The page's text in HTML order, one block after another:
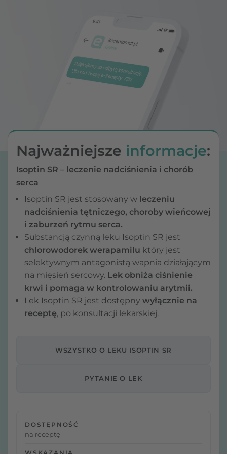
Najważniejsze informacje:
Isoptin SR – leczenie nadciśnienia i chorób
serca
Isoptin SR jest stosowany w leczeniu
nadciśnienia tętniczego, choroby wieńcowej
i zaburzeń rytmu serca.
Substancją czynną leku Isoptin SR jest
chlorowodorek werapamilu który jest
selektywnym antagonistą wapnia działającym
na mięsień sercowy. Lek obniża ciśnienie
krwi i pomaga w kontrolowaniu arytmii.
Lek Isoptin SR jest dostępny wyłącznie na
receptę, po konsultacji lekarskiej.
WSZYSTKO O LEKU ISOPTIN SR
PYTANIE O LEK
DOSTĘPNOŚĆ
na receptę